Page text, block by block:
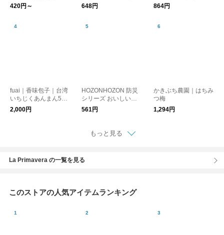
420円～
メシ 防災
648円
ド 防災 CANNED BR
EAD
864円
fuai｜香味包子｜台湾
いちじくあんまん5個
入り【冷凍クール便】
2,000円
HOZONHOZON 防災
シリーズ おいしいご
はん 長期保存対応食
561円
かきぶち農園｜はちみ
つ梅
1,294円
もっと見る
La Primavera の一覧を見る
このストアの人気アイテムランキング